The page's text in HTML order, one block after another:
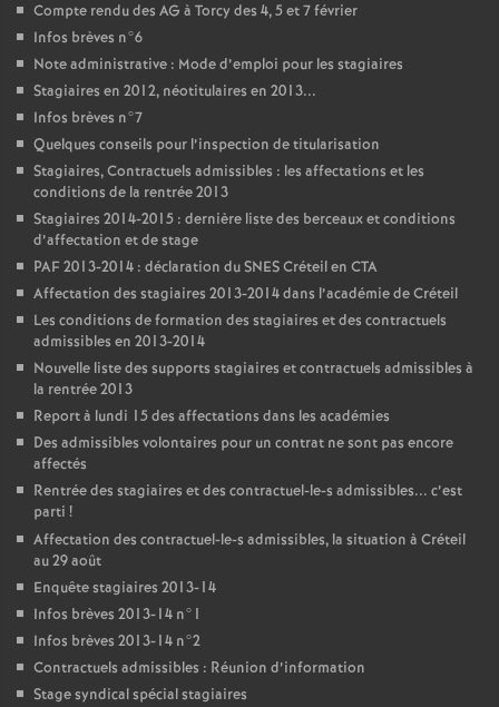
Compte rendu des AG à Torcy des 4, 5 et 7 février
Infos brèves n°6
Note administrative : Mode d’emploi pour les stagiaires
Stagiaires en 2012, néotitulaires en 2013...
Infos brèves n°7
Quelques conseils pour l’inspection de titularisation
Stagiaires, Contractuels admissibles : les affectations et les
conditions de la rentrée 2013
Stagiaires 2014-2015 : dernière liste des berceaux et conditions
d’affectation et de stage
PAF2013-2014 : déclaration duSNESCréteil en CTA
Affectation des stagiaires 2013-2014 dans l’académie de Créteil
Les conditions de formation des stagiaires et des contractuels
admissibles en 2013-2014
Nouvelle liste des supports stagiaires et contractuels admissibles à
la rentrée 2013
Report à lundi 15 des affectations dans les académies
Des admissibles volontaires pour un contrat ne sont pas encore
affectés
Rentrée des stagiaires et des contractuel-le-s admissibles... c’est
parti !
Affectation des contractuel-le-s admissibles, la situation à Créteil
au 29 août
Enquête stagiaires 2013-14
Infos brèves 2013-14 n°1
Infos brèves 2013-14 n°2
Contractuels admissibles : Réunion d’information
Stage syndical spécial stagiaires